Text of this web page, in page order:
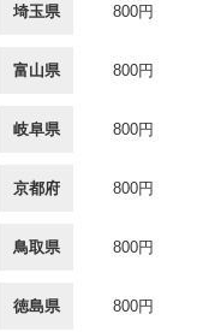
埼玉県 800円
富山県 800円
岐阜県 800円
京都府 800円
鳥取県 800円
徳島県 800円